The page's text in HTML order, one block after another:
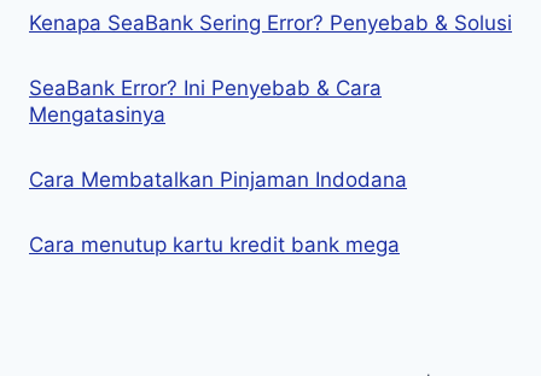
Kenapa SeaBank Sering Error? Penyebab & Solusi
SeaBank Error? Ini Penyebab & Cara
Mengatasinya
Cara Membatalkan Pinjaman Indodana
Cara menutup kartu kredit bank mega